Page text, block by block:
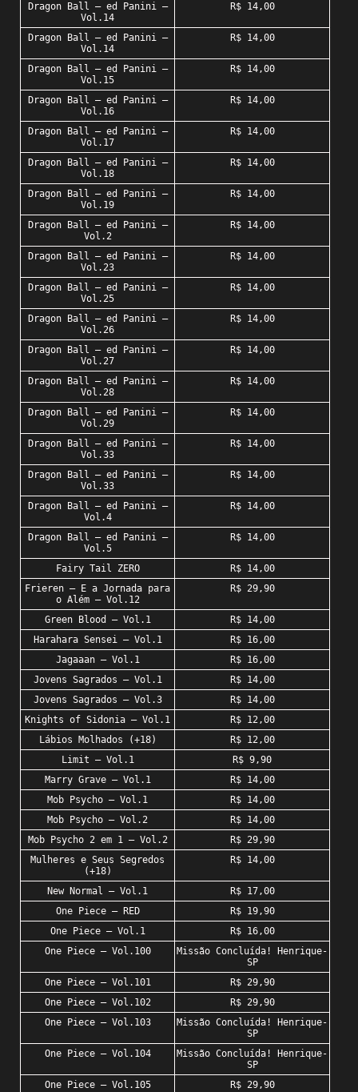
Dragon Ball – ed Panini –
Vol.14
R$ 14,00
Dragon Ball – ed Panini –
Vol.14
R$ 14,00
Dragon Ball – ed Panini –
Vol.15
R$ 14,00
Dragon Ball – ed Panini –
Vol.16
R$ 14,00
Dragon Ball – ed Panini –
Vol.17
R$ 14,00
Dragon Ball – ed Panini –
Vol.18
R$ 14,00
Dragon Ball – ed Panini –
Vol.19
R$ 14,00
Dragon Ball – ed Panini –
Vol.2
R$ 14,00
Dragon Ball – ed Panini –
Vol.23
R$ 14,00
Dragon Ball – ed Panini –
Vol.25
R$ 14,00
Dragon Ball – ed Panini –
Vol.26
R$ 14,00
Dragon Ball – ed Panini –
Vol.27
R$ 14,00
Dragon Ball – ed Panini –
Vol.28
R$ 14,00
Dragon Ball – ed Panini –
Vol.29
R$ 14,00
Dragon Ball – ed Panini –
Vol.33
R$ 14,00
Dragon Ball – ed Panini –
Vol.33
R$ 14,00
Dragon Ball – ed Panini –
Vol.4
R$ 14,00
Dragon Ball – ed Panini –
Vol.5
R$ 14,00
Fairy Tail ZERO
R$ 14,00
Frieren – E a Jornada para
o Além – Vol.12
R$ 29,90
Green Blood – Vol.1
R$ 14,00
Harahara Sensei – Vol.1
R$ 16,00
Jagaaan – Vol.1
R$ 16,00
Jovens Sagrados – Vol.1
R$ 14,00
Jovens Sagrados – Vol.3
R$ 14,00
Knights of Sidonia – Vol.1
R$ 12,00
Lábios Molhados (+18)
R$ 12,00
Limit – Vol.1
R$ 9,90
Marry Grave – Vol.1
R$ 14,00
Mob Psycho – Vol.1
R$ 14,00
Mob Psycho – Vol.2
R$ 14,00
Mob Psycho 2 em 1 – Vol.2
R$ 29,90
Mulheres e Seus Segredos
(+18)
R$ 14,00
New Normal – Vol.1
R$ 17,00
One Piece – RED
R$ 19,90
One Piece – Vol.1
R$ 16,00
One Piece – Vol.100
Missão Concluída! Henrique-
SP
One Piece – Vol.101
R$ 29,90
One Piece – Vol.102
R$ 29,90
One Piece – Vol.103
Missão Concluída! Henrique-
SP
One Piece – Vol.104
Missão Concluída! Henrique-
SP
One Piece – Vol.105
R$ 29,90